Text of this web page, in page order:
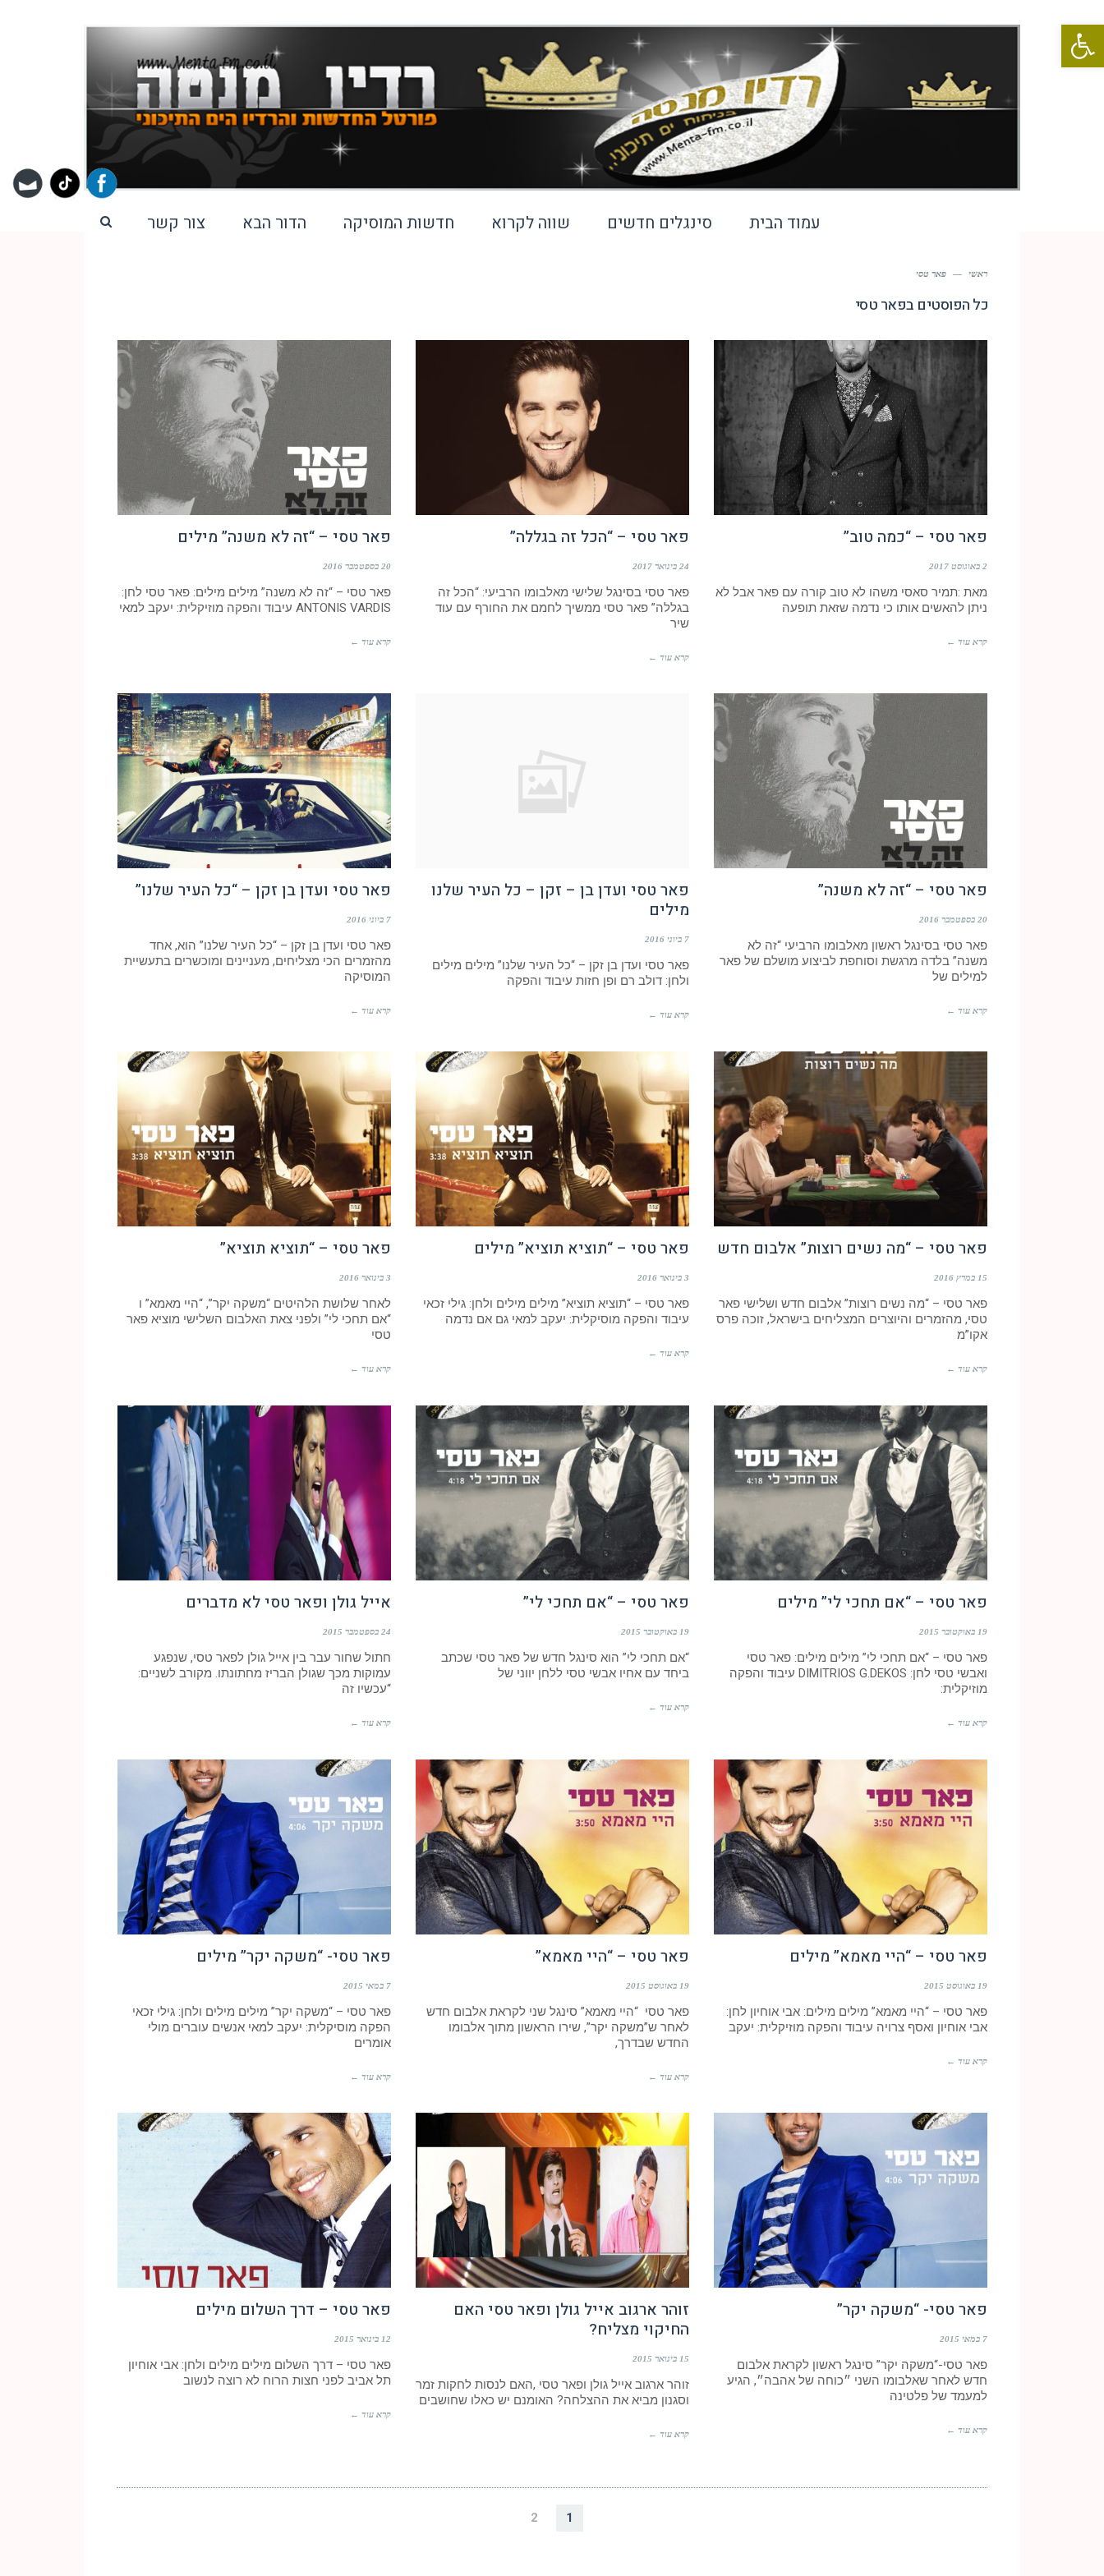
פתח סרגל נגישות
עמוד הבית סינגלים חדשים שווה לקרוא חדשות המוסיקה הדור הבא צור קשר
ראשי — פאר טסי
כל הפוסטים בפאר טסי
פאר טסי – “כמה טוב”
2 באוגוסט 2017
מאת :תמיר סאסי משהו לא טוב קורה עם פאר אבל לא
ניתן להאשים אותו כי נדמה שזאת תופעה
קרא עוד ←
פאר טסי – “הכל זה בגללה”
24 בינואר 2017
פאר טסי בסינגל שלישי מאלבומו הרביעי: “הכל זה
בגללה” פאר טסי ממשיך לחמם את החורף עם עוד
שיר
קרא עוד ←
פאר טסי – “זה לא משנה” מילים
20 בספטמבר 2016
פאר טסי – “זה לא משנה” מילים מילים: פאר טסי לחן:
ANTONIS VARDIS עיבוד והפקה מוזיקלית: יעקב למאי
קרא עוד ←
פאר טסי – “זה לא משנה”
20 בספטמבר 2016
פאר טסי בסינגל ראשון מאלבומו הרביעי “זה לא
משנה” בלדה מרגשת וסוחפת לביצוע מושלם של פאר
למילים של
קרא עוד ←
פאר טסי ועדן בן – זקן – כל העיר שלנו
מילים
7 ביוני 2016
פאר טסי ועדן בן זקן – “כל העיר שלנו” מילים מילים
ולחן: דולב רם ופן חזות עיבוד והפקה
קרא עוד ←
פאר טסי ועדן בן זקן – “כל העיר שלנו”
7 ביוני 2016
פאר טסי ועדן בן זקן – “כל העיר שלנו” הוא, אחד
מהזמרים הכי מצליחים, מעניינים ומוכשרים בתעשיית
המוסיקה
קרא עוד ←
פאר טסי – “מה נשים רוצות” אלבום חדש
15 במרץ 2016
פאר טסי – “מה נשים רוצות” אלבום חדש ושלישי פאר
טסי, מהזמרים והיוצרים המצליחים בישראל, זוכה פרס
אקו”מ
קרא עוד ←
פאר טסי – “תוציא תוציא” מילים
3 בינואר 2016
פאר טסי – “תוציא תוציא” מילים מילים ולחן: גילי זכאי
עיבוד והפקה מוסיקלית: יעקב למאי גם אם נדמה
קרא עוד ←
פאר טסי – “תוציא תוציא”
3 בינואר 2016
לאחר שלושת הלהיטים “משקה יקר”, “היי מאמא” ו
“אם תחכי לי” ולפני צאת האלבום השלישי מוציא פאר
טסי
קרא עוד ←
פאר טסי – “אם תחכי לי” מילים
19 באוקטובר 2015
פאר טסי – “אם תחכי לי” מילים מילים: פאר טסי
ואבשי טסי לחן: DIMITRIOS G.DEKOS עיבוד והפקה
מוזיקלית:
קרא עוד ←
פאר טסי – “אם תחכי לי”
19 באוקטובר 2015
“אם תחכי לי” הוא סינגל חדש של פאר טסי שכתב
ביחד עם אחיו אבשי טסי ללחן יווני של
קרא עוד ←
אייל גולן ופאר טסי לא מדברים
24 בספטמבר 2015
חתול שחור עבר בין אייל גולן לפאר טסי, שנפגע
עמוקות מכך שגולן הבריז מחתונתו. מקורב לשניים:
“עכשיו זה
קרא עוד ←
פאר טסי – “היי מאמא” מילים
19 באוגוסט 2015
פאר טסי – “היי מאמא” מילים מילים: אבי אוחיון לחן:
אבי אוחיון ואסף צרויה עיבוד והפקה מוזיקלית: יעקב
קרא עוד ←
פאר טסי – “היי מאמא”
19 באוגוסט 2015
פאר טסי “היי מאמא” סינגל שני לקראת אלבום חדש
לאחר ש”משקה יקר”, שירו הראשון מתוך אלבומו
החדש שבדרך,
קרא עוד ←
פאר טסי- “משקה יקר” מילים
7 במאי 2015
פאר טסי – “משקה יקר” מילים מילים ולחן: גילי זכאי
הפקה מוסיקלית: יעקב למאי אנשים עוברים מולי
אומרים
קרא עוד ←
פאר טסי- “משקה יקר”
7 במאי 2015
פאר טסי-“משקה יקר” סינגל ראשון לקראת אלבום
חדש לאחר שאלבומו השני ״כוחה של אהבה״, הגיע
למעמד של פלטינה
קרא עוד ←
זוהר ארגוב אייל גולן ופאר טסי האם
החיקוי מצליח?
15 בינואר 2015
זוהר ארגוב אייל גולן ופאר טסי ,האם לנסות לחקות זמר
וסגנון מביא את ההצלחה? האומנם יש כאלו שחושבים
קרא עוד ←
פאר טסי – דרך השלום מילים
12 בינואר 2015
פאר טסי – דרך השלום מילים מילים ולחן: אבי אוחיון
תל אביב לפני חצות הרוח לא רוצה לנשוב
קרא עוד ←
1
2